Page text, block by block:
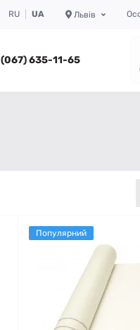
RU UA Львів
(067) 635-11-65
Популярний